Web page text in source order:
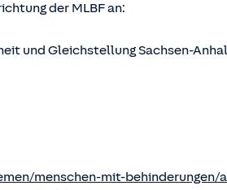
der MLBF an:
und Gleichstellung Sachsen-
menschen-mit-